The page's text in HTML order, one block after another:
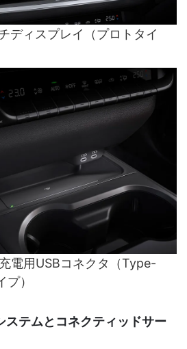
ディスプレイ（プロトタイ
電用USBコネクタ（Type-
）
ステムとコネクティッドサー